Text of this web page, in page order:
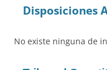
Disposiciones
No existe ninguna de